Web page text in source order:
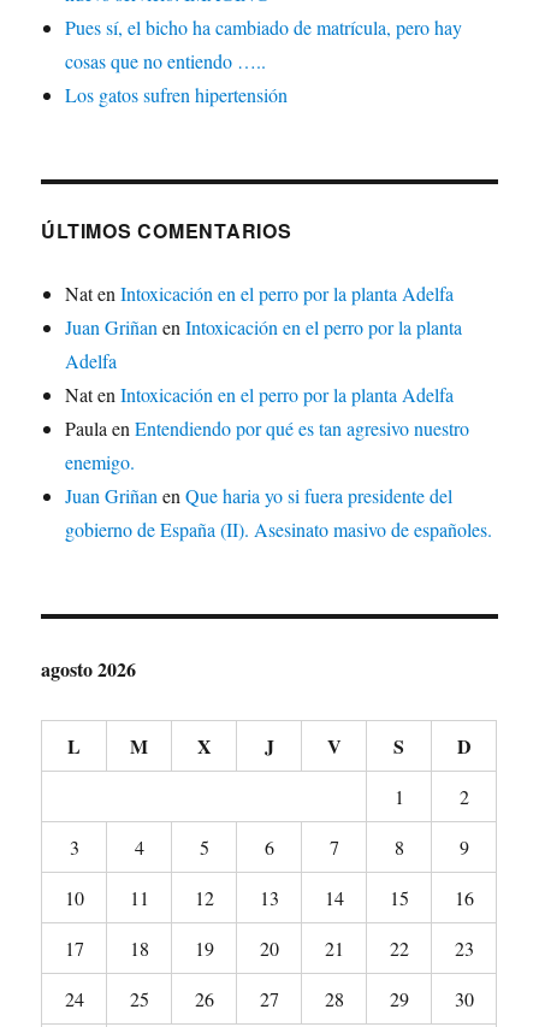
Pues sí, el bicho ha cambiado de matrícula, pero hay
cosas que no entiendo …..
Los gatos sufren hipertensión
ÚLTIMOS COMENTARIOS
NatenIntoxicación en el perro por la planta Adelfa
Juan Griñan enIntoxicación en el perro por la planta
Adelfa
NatenIntoxicación en el perro por la planta Adelfa
Paula enEntendiendo por qué es tan agresivo nuestro
enemigo.
Juan Griñan enQue haria yo si fuera presidente del
gobierno de España (II). Asesinato masivo de españoles.
agosto 2026
L M X J V S D
1
2
3
4 5 6 7 8
9
10
11 12 13 14 15
16
17
18 19 20 21 22
23
24
25 26 27 28 29 30